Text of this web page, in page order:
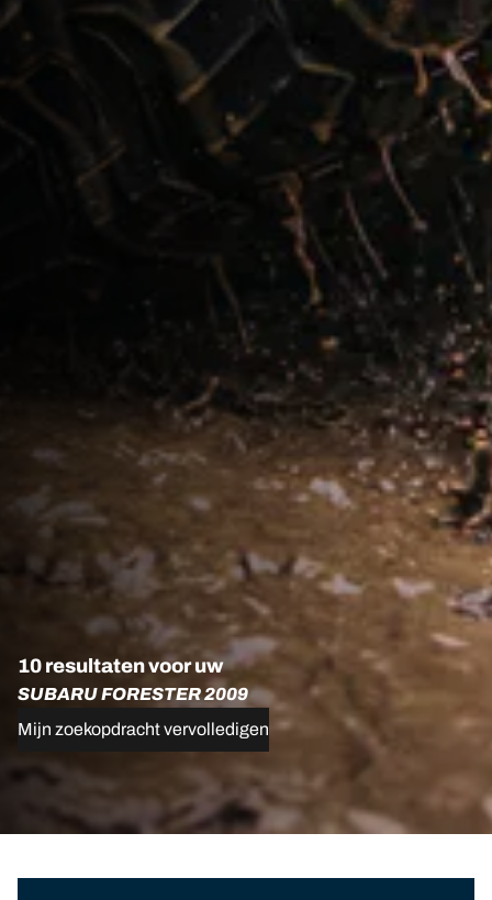
10 resultaten voor uw
SUBARU FORESTER 2009
Mijn zoekopdracht vervolledigen